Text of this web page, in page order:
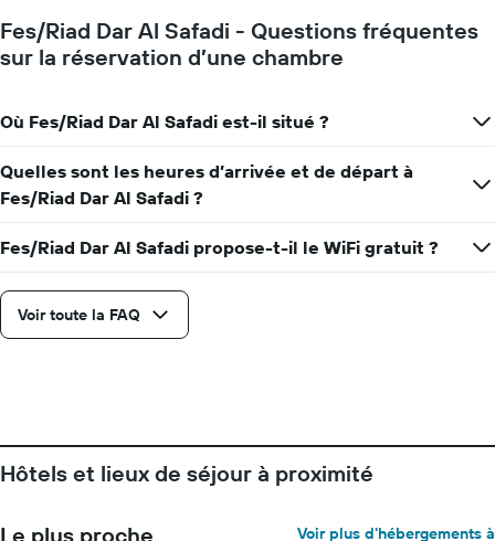
Fes/Riad Dar Al Safadi - Questions fréquentes
sur la réservation d’une chambre
Où Fes/Riad Dar Al Safadi est-il situé ?
Quelles sont les heures d’arrivée et de départ à
Fes/Riad Dar Al Safadi ?
Fes/Riad Dar Al Safadi propose-t-il le WiFi gratuit ?
Voir toute la FAQ
Hôtels et lieux de séjour à proximité
Le plus proche
Voir plus d'hébergements à